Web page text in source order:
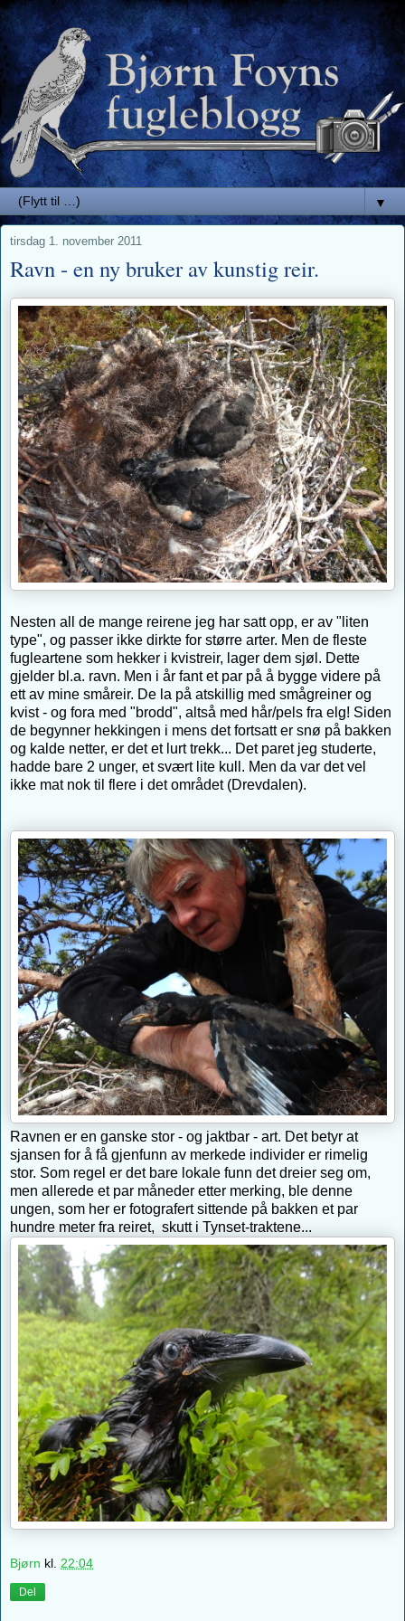
▼
tirsdag 1. november 2011
Ravn - en ny bruker av kunstig reir.
Nesten all de mange reirene jeg har satt opp, er av "liten
type", og passer ikke dirkte for større arter. Men de fleste
fugleartene som hekker i kvistreir, lager dem sjøl. Dette
gjelder bl.a. ravn. Men i år fant et par på å bygge videre på
ett av mine småreir. De la på atskillig med smågreiner og
kvist - og fora med "brodd", altså med hår/pels fra elg! Siden
de begynner hekkingen i mens det fortsatt er snø på bakken
og kalde netter, er det et lurt trekk... Det paret jeg studerte,
hadde bare 2 unger, et svært lite kull. Men da var det vel
ikke mat nok til flere i det området (Drevdalen).
Ravnen er en ganske stor - og jaktbar - art. Det betyr at
sjansen for å få gjenfunn av merkede individer er rimelig
stor. Som regel er det bare lokale funn det dreier seg om,
men allerede et par måneder etter merking, ble denne
ungen, som her er fotografert sittende på bakken et par
hundre meter fra reiret, skutt i Tynset-traktene...
Bjørn kl. 22:04
Del